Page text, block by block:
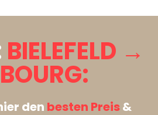
BIELEFELD →
den besten Preis&